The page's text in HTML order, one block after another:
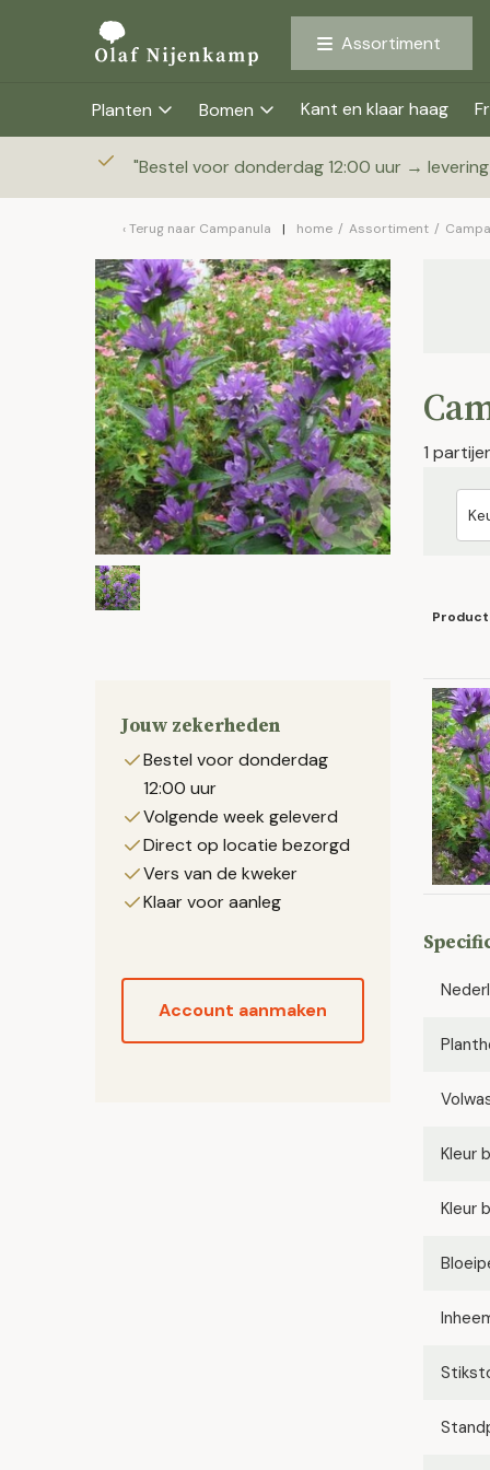
Assortiment
Planten Bomen Kant en klaar haag
"Bestel voor donderdag 12:00 uur →
Terug naar Campanula home / Assortiment /
Jouw zekerheden
Bestel voor donderdag
12:00 uur
Volgende week geleverd
Direct op locatie bezorgd
Vers van de kweker
Klaar voor aanleg
Account aanmaken
1
Product
Kleur
Kleur